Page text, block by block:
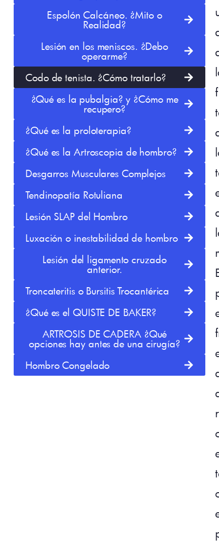
Espolón Calcáneo. ¿Mito o
Realidad?
Lesión en los meniscos. ¿Debo
operarme?
Codo de tenista. ¿Cómo tratarlo?
¿Qué es la pubalgia? y ¿Cómo me
recupero?
¿Qué es la proloterapia?
¿Qué es la Artroscopia de hombro?
Desgarros Musculares Complejos
Tendinopatía Rotuliana
Lesión SLAP del Hombro
Luxación o inestabilidad de hombro
Lesión del ligamento cruzado
anterior.
Troncateritis o Bursitis Trocantérica
¿Qué es el QUISTE DE BAKER?
ARTROSIS DE CADERA ¿Qué
opciones hay antes de una cirugía?
Hombro Congelado